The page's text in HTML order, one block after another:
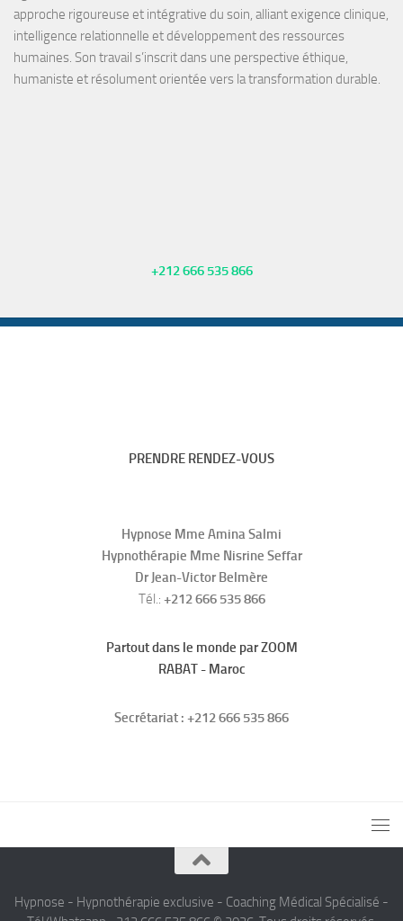
approche rigoureuse et intégrative du soin, alliant exigence clinique,
intelligence relationnelle et développement des ressources
humaines. Son travail s’inscrit dans une perspective éthique,
humaniste et résolument orientée vers la transformation durable.
+212 666 535 866
PRENDRE RENDEZ-VOUS
Hypnose Mme Amina Salmi
Hypnothérapie Mme Nisrine Seffar
Dr Jean-Victor Belmère
Tél.: +212 666 535 866
Partout dans le monde par ZOOM
RABAT - Maroc
Secrétariat : +212 666 535 866
Hypnose - Hypnothérapie exclusive - Coaching Médical Spécialisé -